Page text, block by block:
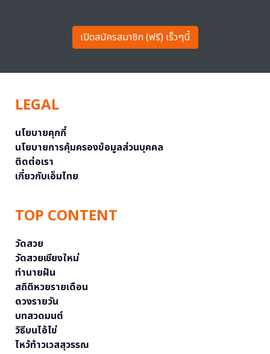
เปิดสมัครสมาชิก (ฟรี) เร็วๆนี้
LEGAL
นโยบายคุกกี้
นโยบายการคุ้มครองข้อมูลส่วนบุคคล
ติดต่อเรา
เกี่ยวกับเอ็มไทย
TOP CONTENT
วัดสวย
วัดสวยเชียงใหม่
ทำนายฝัน
สถิติหวยรายเดือน
ดวงรายวัน
บทสวดมนต์
วิธีบนไอ้ไข่
ไหว้ท้าวเวสสุวรรณ